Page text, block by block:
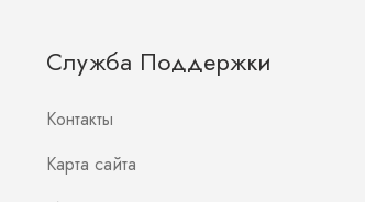
Служба Поддержки
Контакты
Карта сайта